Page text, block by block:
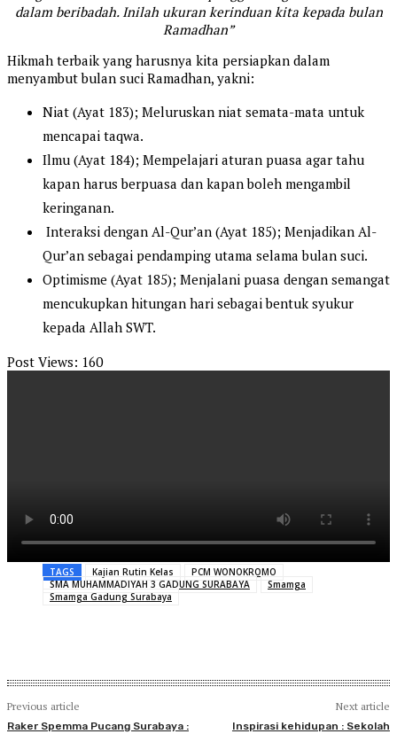
dalam beribadah. Inilah ukuran kerinduan kita kepada bulan
Ramadhan”
Hikmah terbaik yang harusnya kita persiapkan dalam
menyambut bulan suci Ramadhan, yakni:
Niat (Ayat 183); Meluruskan niat semata-mata untuk
mencapai taqwa.
Ilmu (Ayat 184); Mempelajari aturan puasa agar tahu
kapan harus berpuasa dan kapan boleh mengambil
keringanan.
Interaksi dengan Al-Qur’an (Ayat 185); Menjadikan Al-
Qur’an sebagai pendamping utama selama bulan suci.
Optimisme (Ayat 185); Menjalani puasa dengan semangat
mencukupkan hitungan hari sebagai bentuk syukur
kepada Allah SWT.
Post Views: 160
TAGS Kajian Rutin Kelas
PCM WONOKROMO
SMA MUHAMMADIYAH 3 GADUNG SURABAYA
Smamga
Smamga Gadung Surabaya
Previous article
Raker Spemma Pucang Surabaya :
Next article
Inspirasi kehidupan : Sekolah